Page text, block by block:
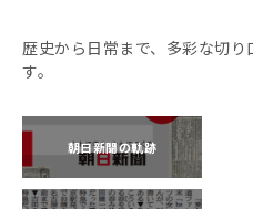
歴史から日常まで、多彩な切
す。
朝日新聞の軌跡